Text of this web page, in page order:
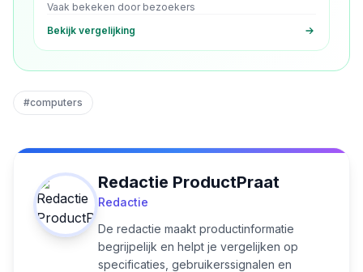
Vaak bekeken door bezoekers
Bekijk vergelijking
#computers
Redactie ProductPraat
Redactie
De redactie maakt productinformatie
begrijpelijk en helpt je vergelijken op
specificaties, gebruikerssignalen en